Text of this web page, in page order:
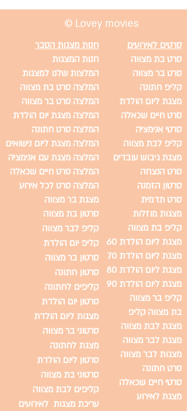
נשכחת
© Lovey movies
סרטים לאירועים
סרט בת מצווה
סרט בר מצווה
קליפ חתונה
מצגת ליום הולדת
סרט חיים שכאלה
סרטי אנימציה
קליפ לבת מצווה
מצגת גיבוש עובדים
סרט הנצחה
סרטון הזמנה
סרט תדמית
מצגות מוזלות
קליפ בת מצווה
מצגת ליום הולדת 60
מצגת ליום הולדת 70
מצגת ליום הולדת 80
מצגת ליום הולדת 90
קליפ בר מצווה
בת מצווה קליפ
מצגת לבת מצווה
מצגת לבר מצווה
מצגות לבר מצווה
סרט חתונה
סרטי חיים שכאלה
מצגת לאירוע
חנות מצגות הסבר
חנות המצגות
המלצות שלנו למצגות
המלצה סרט בת מצווה
המלצה סרט בר מצווה
המלצה מצגת יום הולדת
המלצה סרט חתונה
המלצה מצגת ליום נישואים
המלצה מצגת עם אנימציה
המלצה סרט חיים שכאלה
המלצה סרט לכל אירוע
מצגת בר מצווה
סרטון בת מצווה
קליפ לבר מצווה
קליפ יום הולדת
סרטון בר מצווה
סרטון חתונה
קליפים לחתונה
סרטון יום הולדת
מצגות ליום הולדת
סרטוני בר מצווה
מצגת לחתונה
סרטון ליום הולדת
סרטוני בת מצווה
קליפים לבת מצווה
עריכת מצגות לאירועים